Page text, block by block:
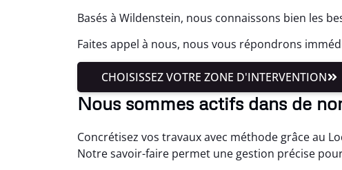
Basés à Wildenstein, nous connaissons bien les
Faites appel à nous, nous vous répondrons
CHOISISSEZ VOTRE ZONE D'INTERVENTION
Nous sommes actifs dans de
Concrétisez vos travaux avec méthode grâce au
Notre savoir-faire permet une gestion précise